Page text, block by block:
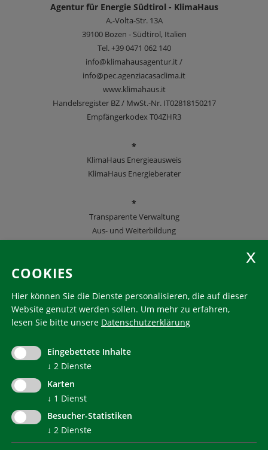
Agentur für Energie Südtirol - KlimaHaus
A.-Volta-Str. 13A
39100 Bozen - Südtirol, Italien
Tel. +39 0471 062 140
info@klimahausagentur.it /
info@pec.agenziacasaclima.it
www.klimahaus.it
Handelsregister BZ / MwSt.-Nr. IT02818150217
Empfängerkodex T04ZHR3
*
KlimaHaus Energieausweis
KlimaHaus Energieberater
*
Transparente Verwaltung
Aus- und Weiterbildung
KlimaHaus ist eine eingetragene Marke. Die Nutzung muss
communication@klimahausagentur.it
© 2022 Agentur für Energie Südtirol - KlimaHaus
COOKIES
Hier können Sie die Dienste personalisieren, die auf dieser
Website genutzt werden sollen. Um mehr zu erfahren,
lesen Sie bitte unsere Datenschutzerklärung
Eingebettete Inhalte
↓ 2 Dienste
Karten
↓ 1 Dienst
Besucher-Statistiken
↓ 2 Dienste